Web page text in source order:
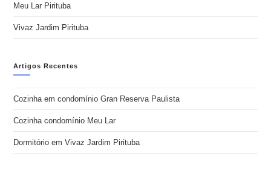
Meu Lar Pirituba
Vivaz Jardim Pirituba
Artigos Recentes
Cozinha em condomínio Gran Reserva Paulista
Cozinha condomínio Meu Lar
Dormitório em Vivaz Jardim Pirituba